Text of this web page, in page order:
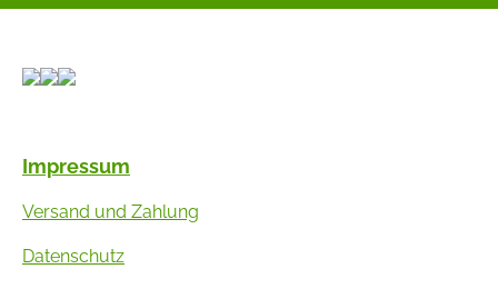
Impressum
Versand und Zahlung
Datenschutz